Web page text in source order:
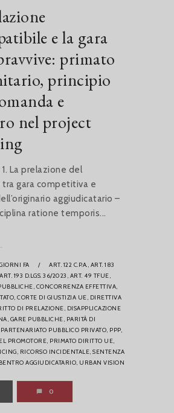
e la gara
primato
principio
e
nel project
La prelazione del
gara competitiva e
aggiudicatario –
ratione temporis...
FA / ART. 122 C.P.A., ART. 183
ART. 193 D.LGS. 36/2023, ART. 49 TFUE,
CONCORRENZA EFFETTIVA,
CORTE DI GIUSTIZIA UE, DIRETTIVA
DI PRELAZIONE, DISAPPLICAZIONE
GARE PUBBLICHE, PARITÀ DI
PARTENARIATO PUBBLICO PRIVATO, PPP,
PROMOTORE, PRIMATO DIRITTO UE,
RICORSO INCIDENTALE, SENTENZA
AGGIUDICATARIO, URBAN VISION
0